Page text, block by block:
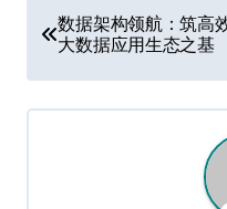
章
导
航
数据架构领航：筑高
大数据应用生态之基